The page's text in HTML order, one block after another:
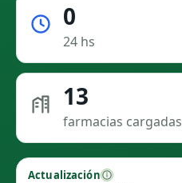
0
24 hs
13
farmacias cargadas
Actualización